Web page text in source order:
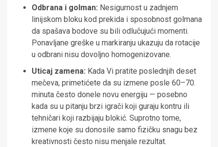
Odbrana i golman: Nesigurnost u zadnjem
linijskom bloku kod prekida i sposobnost golmana
da spašava bodove su bili odlučujući momenti.
Ponavljane greške u markiranju ukazuju da rotacije
u odbrani nisu dovoljno homogenizovane.
Uticaj zamena: Kada Vi pratite poslednjih deset
mečeva, primetićete da su izmene posle 60–70.
minuta često donele novu energiju — posebno
kada su u pitanju brzi igrači koji guraju kontru ili
tehničari koji razbijaju blokić. Suprotno tome,
izmene koje su donosile samo fizičku snagu bez
kreativnosti često nisu menjale rezultat.